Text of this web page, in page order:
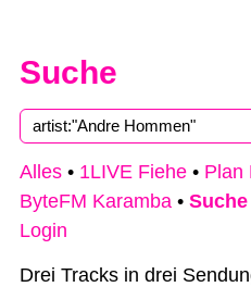
Suche
Alles • 1LIVE Fiehe • Plan
ByteFM Karamba • Suche
Login
Drei Tracks in drei